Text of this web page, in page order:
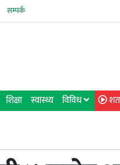
सम्पर्क
शिक्षा स्वास्थ्य विविध